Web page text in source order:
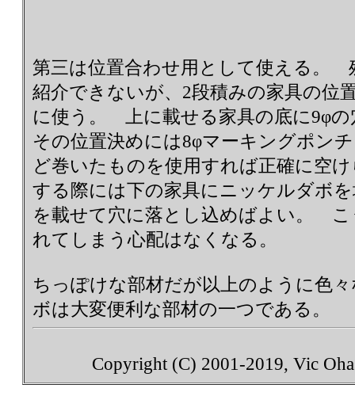
第三は位置合わせ用として使える。
紹介できないが、2段積みの家具の位
に使う。 上に載せる家具の底に9φ
その位置決めには8φマーキングポン
ど巻いたものを使用すれば正確に空
する際には下の家具にニッケルダボ
を載せて穴に落とし込めばよい。
れてしまう心配はなくなる。
ちっぽけな部材だが以上のように色
ボは大変便利な部材の一つである。
Copyright (C) 2001-2019, Vic